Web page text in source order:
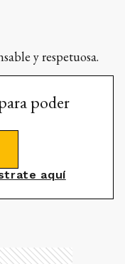
y respetuosa.
poder
aquí